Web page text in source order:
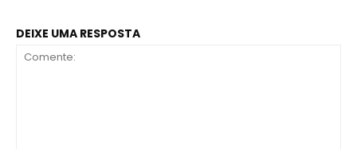
DEIXE UMA RESPOSTA